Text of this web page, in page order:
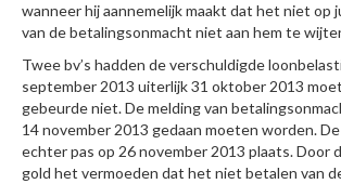
wanneer hij aannemelijk maakt dat het niet op
van de betalingsonmacht niet aan hem te
Twee bv’s hadden de verschuldigde
september 2013 uiterlijk 31 oktober 2013
gebeurde niet. De melding van
14 november 2013 gedaan moeten worden.
echter pas op 26 november 2013 plaats. Door
gold het vermoeden dat het niet betalen van